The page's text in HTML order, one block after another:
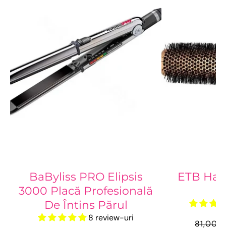
BaByliss PRO Elipsis
3000 Placă Profesională
De Întins Părul
8 review-uri
ETB
81,00